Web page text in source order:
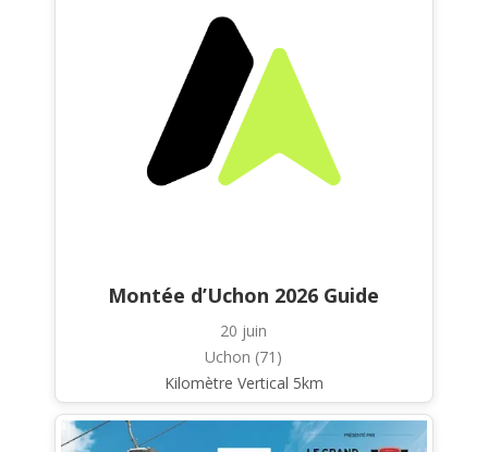
Montée d’Uchon 2026 Guide
20 juin
Uchon (71)
Kilomètre Vertical 5km